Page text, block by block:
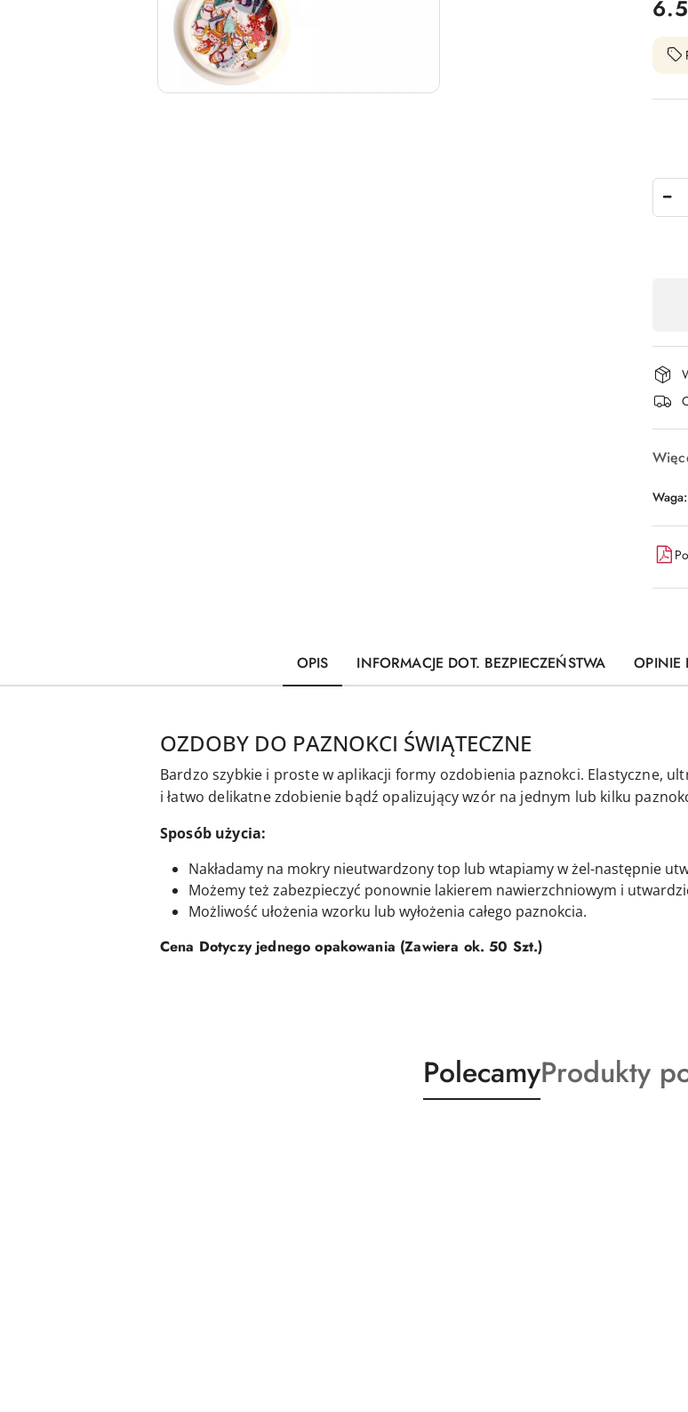
i
Waga:
OPIS INFORMACJE DOT. BEZPIECZEŃSTWA OPINIE
OZDOBY DO PAZNOKCI ŚWIĄTECZNE
Bardzo szybkie i proste w aplikacji formy ozdobienia paznokci. Elastyczne,
i łatwo delikatne zdobienie bądź opalizujący wzór na jednym lub kilku
Sposób użycia:
Nakładamy na mokry nieutwardzony top lub wtapiamy w żel-następnie
Możemy też zabezpieczyć ponownie lakierem nawierzchniowym i
Możliwość ułożenia wzorku lub wyłożenia całego paznokcia.
Cena Dotyczy jednego opakowania (Zawiera ok. 50 Szt.)
Produkty
o
PolecamyProdukty
o
Produkty